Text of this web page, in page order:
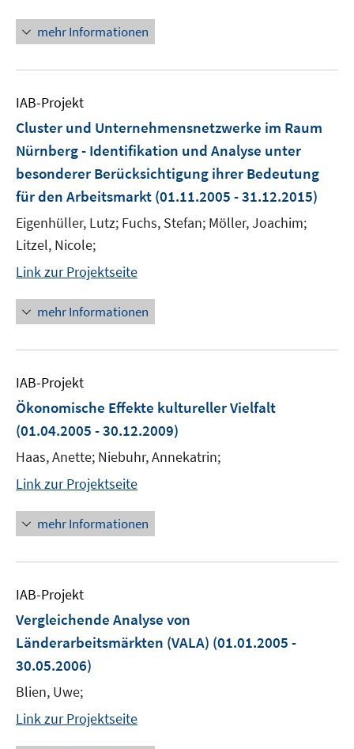
mehr Informationen
IAB-Projekt
Cluster und Unternehmensnetzwerke im Raum
Nürnberg - Identifikation und Analyse unter
besonderer Berücksichtigung ihrer Bedeutung
für den Arbeitsmarkt (01.11.2005 - 31.12.2015)
Eigenhüller, Lutz; Fuchs, Stefan; Möller, Joachim;
Litzel, Nicole;
Link zur Projektseite
mehr Informationen
IAB-Projekt
Ökonomische Effekte kultureller Vielfalt
(01.04.2005 - 30.12.2009)
Haas, Anette; Niebuhr, Annekatrin;
Link zur Projektseite
mehr Informationen
IAB-Projekt
Vergleichende Analyse von
Länderarbeitsmärkten (VALA) (01.01.2005 -
30.05.2006)
Blien, Uwe;
Link zur Projektseite